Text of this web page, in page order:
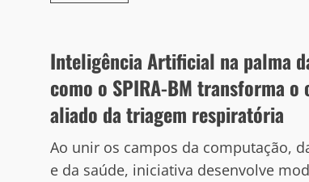
Inteligência Artificial na palma
como o SPIRA-BM transforma o
aliado da triagem respiratória
Ao unir os campos da computação,
e da saúde, iniciativa desenvolve